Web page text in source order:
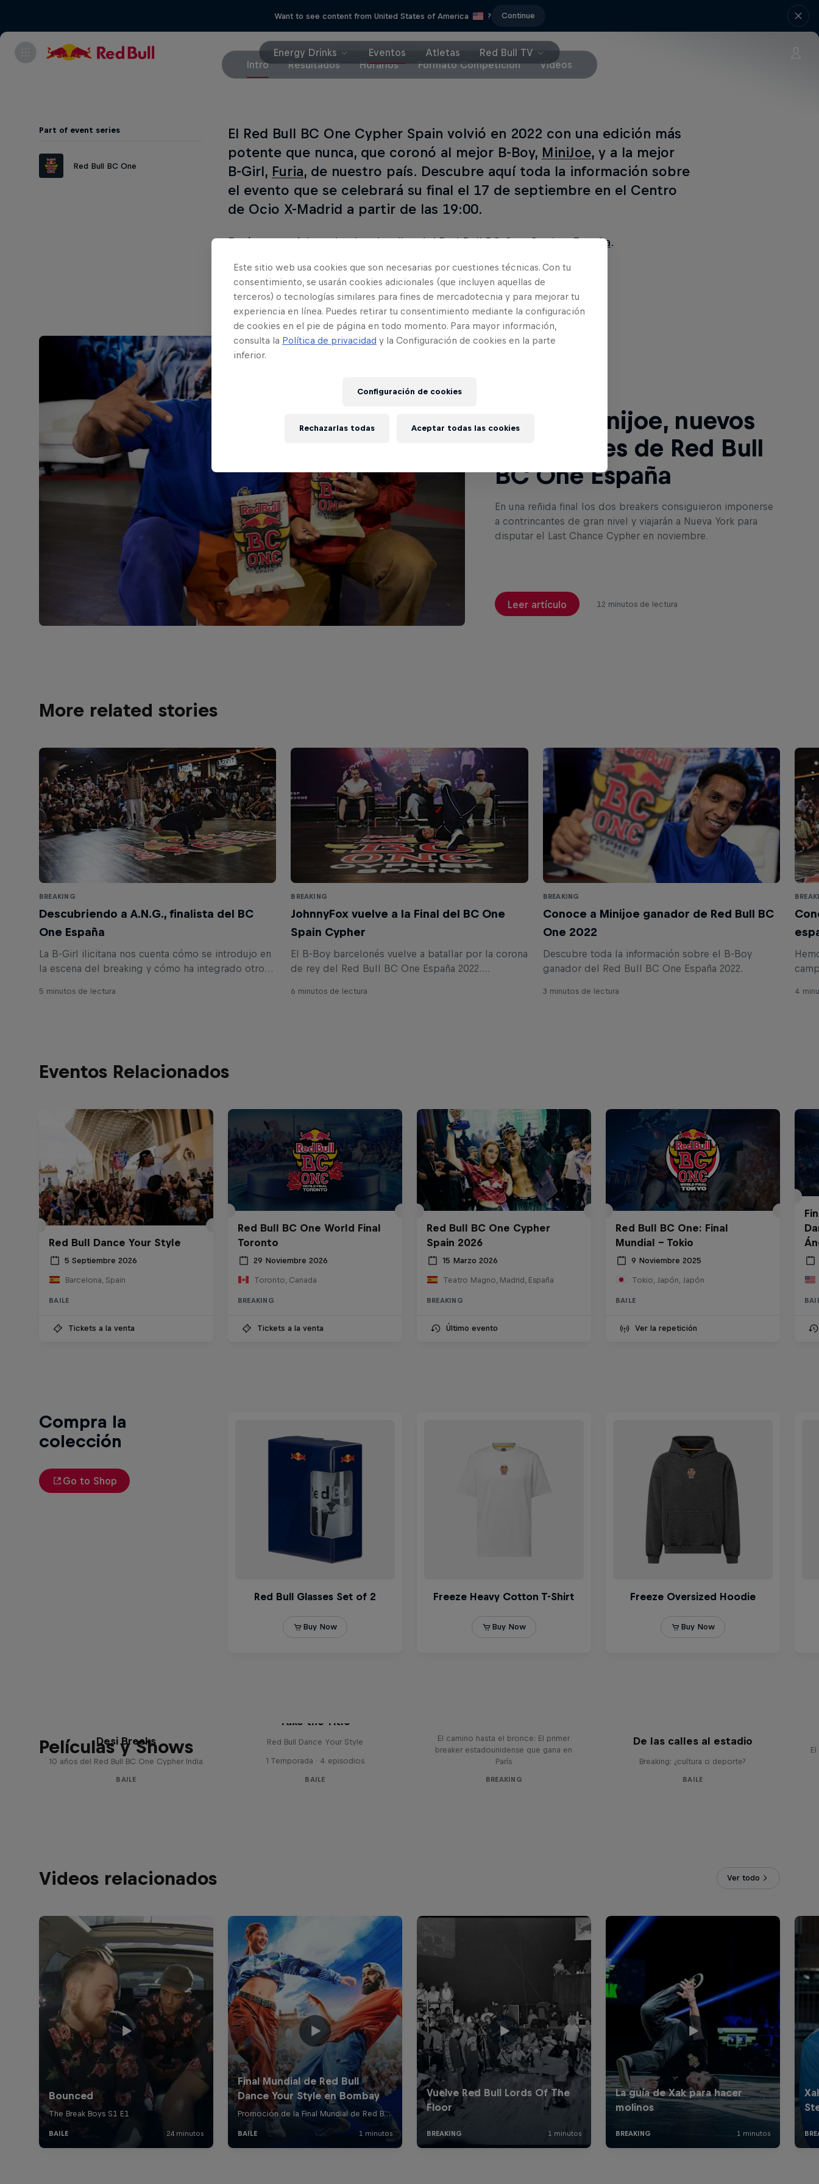
Want to see content from United States of America ? Continue
Energy Drinks Eventos Atletas
Red Bull TV
Intro
Resultados Horarios Formato Competición Vídeos
Part of event series
Red Bull BC One
El Red Bull BC One Cypher Spain volvió en 2022 con una edición más
potente que nunca, que coronó al mejor B-Boy, MiniJoe, y a la mejor
B-Girl, Furia, de nuestro país. Descubre aquí toda la información sobre
el evento que se celebrará su final el 17 de septiembre en el Centro
de Ocio X-Madrid a partir de las 19:00.
Entérate aquí detodos los detalles del Red Bull BC One Cypher España.
Equípate como un BC One All Stars en nuestra tienda.
Furia y Minijoe, nuevos
campeones de Red Bull
BC One España
En una reñida final los dos breakers consiguieron imponerse
a contrincantes de gran nivel y viajarán a Nueva York para
disputar el Last Chance Cypher en noviembre.
Leer artículo 12 minutos de lectura
More related stories
BREAKING
Descubriendo a A.N.G., finalista del BC
One España
La B-Girl ilicitana nos cuenta cómo se introdujo en
la escena del breaking y cómo ha integrado otros
5 minutos de lectura
BREAKING
JohnnyFox vuelve a la Final del BC One
Spain Cypher
El B-Boy barcelonés vuelve a batallar por la corona
de rey del Red Bull BC One España 2022.
6 minutos de lectura
BREAKING
Conoce a Minijoe ganador de Red Bull BC
One 2022
Descubre toda la información sobre el B-Boy
ganador del Red Bull BC One España 2022.
3 minutos de lectura 4
Eventos Relacionados
Red Bull Dance Your Style
5 Septiembre 2026
Barcelona, Spain
BAILE
Tickets a la venta
Red Bull BC One World Final
Toronto
29 Noviembre 2026
Toronto, Canada
BREAKING
Tickets a la venta
Red Bull BC One Cypher
Spain 2026
15 Marzo 2026
Teatro Magno, Madrid, España
BREAKING
Último evento
Red Bull BC One: Final
Mundial - Tokio
9 Noviembre 2025
Tokio, Japón, Japón
BAILE
Ver la repetición
Compra la
colección
Go to Shop
Películas y Shows
Desi Breaks
10 años del Red Bull BC One Cypher India
BAILE
Take the Title
Red Bull Dance Your Style
1 Temporada · 4 episodios
BAILE
El camino hasta el bronce: El primer
breaker estadounidense que gana en
París
BREAKING
De las calles al estadio
Breaking: ¿cultura o deporte?
BAILE
Videos relacionados Ver todo
Este sitio web usa cookies que son necesarias por cuestiones técnicas. Con tu
consentimiento, se usarán cookies adicionales (que incluyen aquellas de
terceros) o tecnologías similares para fines de mercadotecnia y para mejorar tu
experiencia en línea. Puedes retirar tu consentimiento mediante la configuración
de cookies en el pie de página en todo momento. Para mayor información,
consulta la Política de privacidad y la Configuración de cookies en la parte
inferior.
Configuración de cookies
Rechazarlas todas Aceptar todas las cookies